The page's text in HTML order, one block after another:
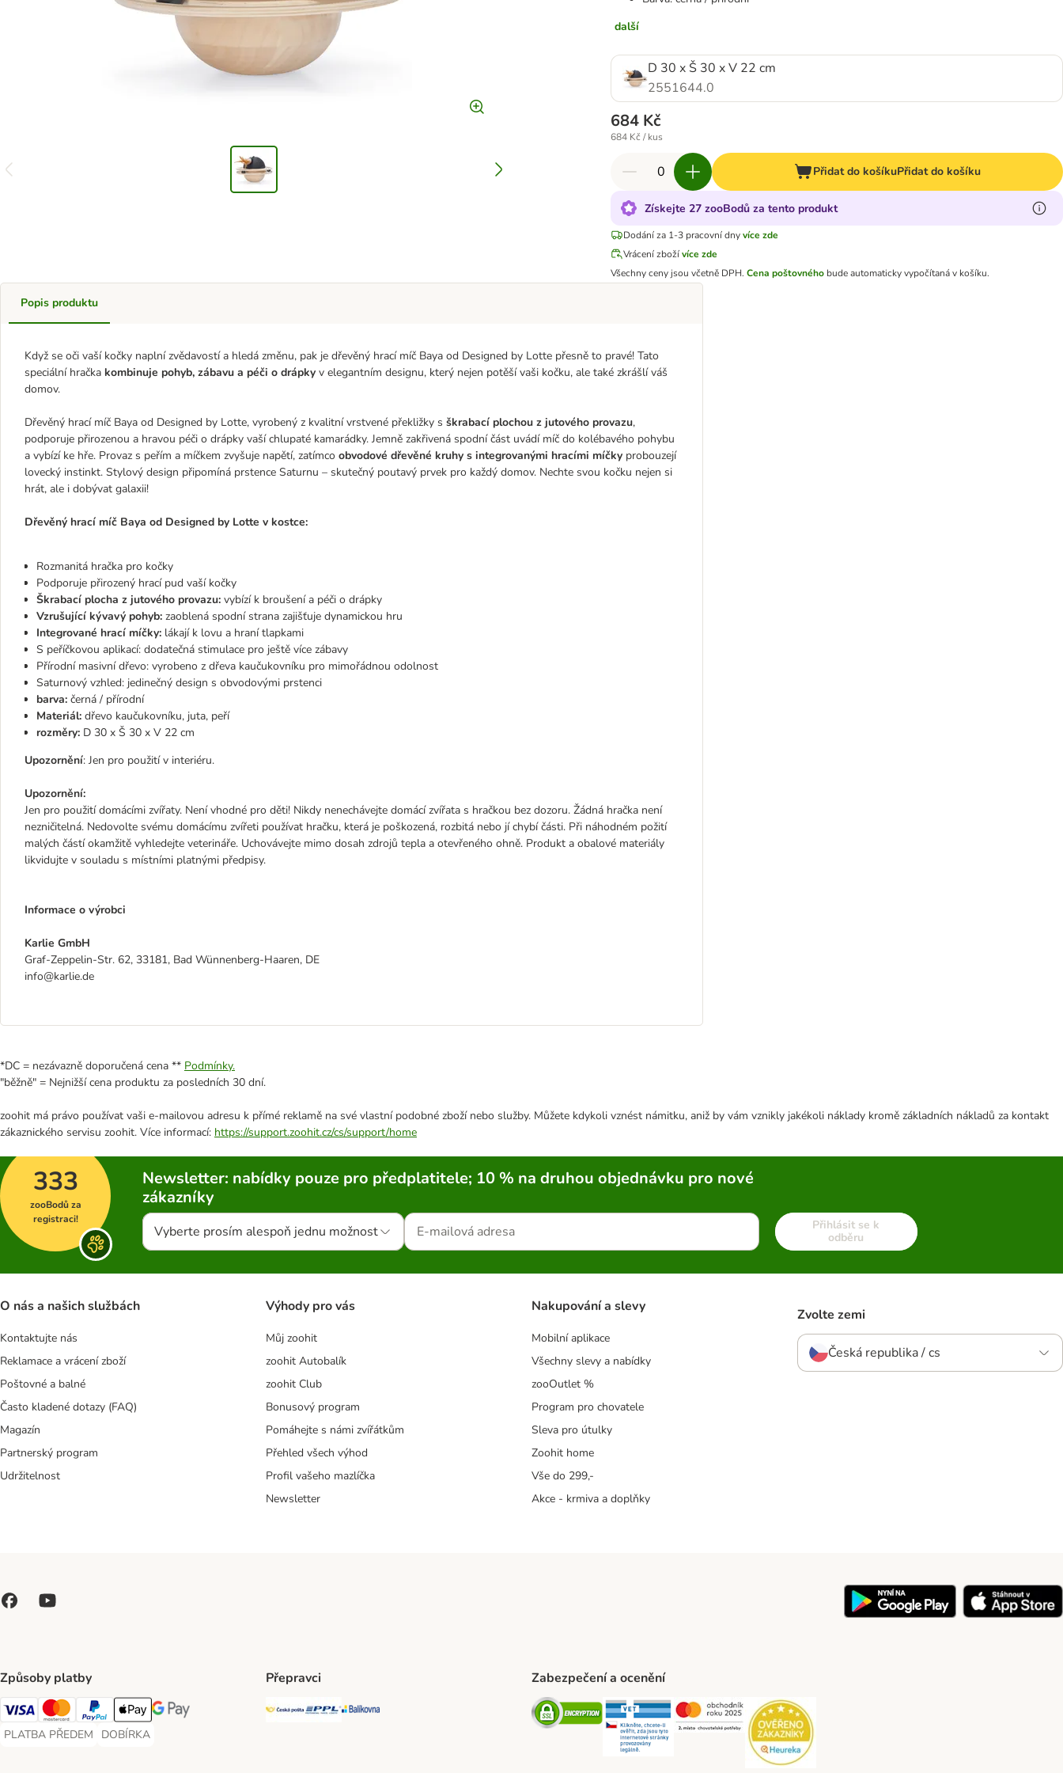
další
D 30 x Š 30 x V 22 cm
2551644.0
684 Kč
684 Kč / kus
Přidat do košíkuPřidat do košíku
Získejte 27 zooBodů za tento produkt
Dodání za 1-3 pracovní dny více zde
Vrácení zbožívíce zde
Všechny ceny jsou včetně DPH. Cena poštovného bude automaticky vypočítaná v košíku.
Popis produktu
Když se oči vaší kočky naplní zvědavostí a hledá změnu, pak je dřevěný hrací míč Baya od Designed by Lotte přesně to pravé! Tato
speciální hračka kombinuje pohyb, zábavu a péči o drápky v elegantním designu, který nejen potěší vaši kočku, ale také zkrášlí váš
domov.
Dřevěný hrací míč Baya od Designed by Lotte, vyrobený z kvalitní vrstvené překližky s škrabací plochou z jutového provazu,
podporuje přirozenou a hravou péči o drápky vaší chlupaté kamarádky. Jemně zakřivená spodní část uvádí míč do kolébavého pohybu
a vybízí ke hře. Provaz s peřím a míčkem zvyšuje napětí, zatímco obvodové dřevěné kruhy s integrovanými hracími míčky probouzejí
lovecký instinkt. Stylový design připomíná prstence Saturnu – skutečný poutavý prvek pro každý domov. Nechte svou kočku nejen si
hrát, ale i dobývat galaxii!
Dřevěný hrací míč Baya od Designed by Lotte v kostce:
Rozmanitá hračka pro kočky
Podporuje přirozený hrací pud vaší kočky
Škrabací plocha z jutového provazu: vybízí k broušení a péči o drápky
Vzrušující kývavý pohyb: zaoblená spodní strana zajišťuje dynamickou hru
Integrované hrací míčky: lákají k lovu a hraní tlapkami
S peříčkovou aplikací: dodatečná stimulace pro ještě více zábavy
Přírodní masivní dřevo: vyrobeno z dřeva kaučukovníku pro mimořádnou odolnost
Saturnový vzhled: jedinečný design s obvodovými prstenci
barva: černá / přírodní
Materiál: dřevo kaučukovníku, juta, peří
rozměry: D 30 x Š 30 x V 22 cm
Upozornění: Jen pro použití v interiéru.
Upozornění:
Jen pro použití domácími zvířaty. Není vhodné pro děti! Nikdy nenechávejte domácí zvířata s hračkou bez dozoru. Žádná hračka není
nezničitelná. Nedovolte svému domácímu zvířeti používat hračku, která je poškozená, rozbitá nebo jí chybí části. Při náhodném požití
malých částí okamžitě vyhledejte veterináře. Uchovávejte mimo dosah zdrojů tepla a otevřeného ohně. Produkt a obalové materiály
likvidujte v souladu s místními platnými předpisy.
Informace o výrobci
Karlie GmbH
Graf-Zeppelin-Str. 62, 33181, Bad Wünnenberg-Haaren, DE
info@karlie.de
*DC = nezávazně doporučená cena ** Podmínky.
"běžně" = Nejnižší cena produktu za posledních 30 dní.
zoohit má právo používat vaši e-mailovou adresu k přímé reklamě na své vlastní podobné zboží nebo služby. Můžete kdykoli vznést námitku, aniž by vám vznikly jakékoli náklady kromě základních nákladů za kontakt
zákaznického servisu zoohit. Více informací: https://support.zoohit.cz/cs/support/home
333
zooBodů za
registraci!
Newsletter: nabídky pouze pro předplatitele; 10 % na druhou objednávku pro nové
zákazníky
Vyberte prosím alespoň jednu možnost
Přihlásit se k
odběru
O nás a našich službách
Kontaktujte nás
Reklamace a vrácení zboží
Poštovné a balné
Často kladené dotazy (FAQ)
Magazín
Partnerský program
Udržitelnost
Výhody pro vás
Můj zoohit
zoohit Autobalík
zoohit Club
Bonusový program
Pomáhejte s námi zvířátkům
Přehled všech výhod
Profil vašeho mazlíčka
Newsletter
Nakupování a slevy
Mobilní aplikace
Všechny slevy a nabídky
zooOutlet %
Program pro chovatele
Sleva pro útulky
Zoohit home
Vše do 299,-
Akce - krmiva a doplňky
Zvolte zemi
Česká republika / cs
Způsoby platby
Visa Payment Method
Mastercard Payment Method
PayPal Payment Method
Apple pay Payment Method
GooglePay Payment Method
PLATBA PŘEDEM
PLATBA PŘEDEM Payment Method
DOBÍRKA
DOBÍRKA Payment Method
Přepravci
Česká pošta Shipping Method
PPL Shipping Method
Balíkovna Shipping Method
Zabezpečení a ocenění
Security Security Security